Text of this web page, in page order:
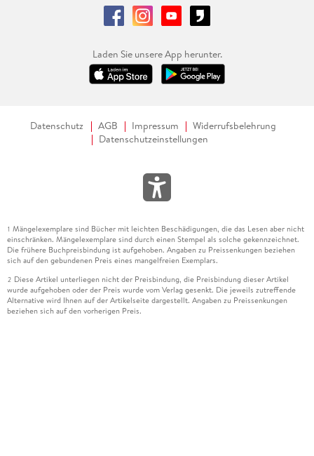
Laden Sie unsere App herunter.
Datenschutz AGB Impressum
Widerrufsbelehrung
Datenschutzeinstellungen
1 Mängelexemplare sind Bücher mit leichten Beschädigungen, die das Lesen aber nicht
einschränken. Mängelexemplare sind durch einen Stempel als solche gekennzeichnet.
Die frühere Buchpreisbindung ist aufgehoben. Angaben zu Preissenkungen beziehen
sich auf den gebundenen Preis eines mangelfreien Exemplars.
2 Diese Artikel unterliegen nicht der Preisbindung, die Preisbindung dieser Artikel
wurde aufgehoben oder der Preis wurde vom Verlag gesenkt. Die jeweils zutreffende
Alternative wird Ihnen auf der Artikelseite dargestellt. Angaben zu Preissenkungen
beziehen sich auf den vorherigen Preis.